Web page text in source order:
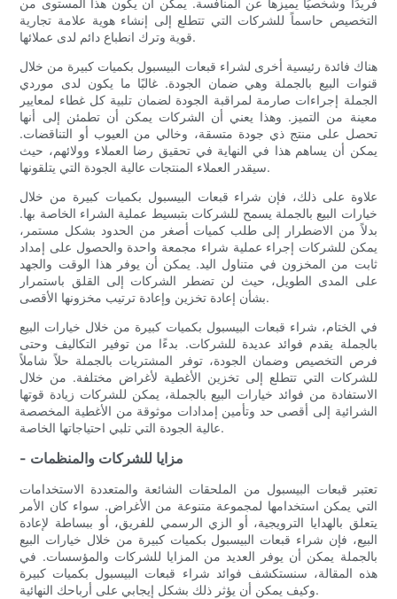
فريدًا وشخصيًا يميزها عن المنافسة. يمكن أن يكون هذا المستوى من
التخصيص حاسماً للشركات التي تتطلع إلى إنشاء هوية علامة تجارية
قوية وترك انطباع دائم لدى عملائها.
هناك فائدة رئيسية أخرى لشراء قبعات البيسبول بكميات كبيرة من خلال
قنوات البيع بالجملة وهي ضمان الجودة. غالبًا ما يكون لدى موردي
الجملة إجراءات صارمة لمراقبة الجودة لضمان تلبية كل غطاء لمعايير
معينة من التميز. وهذا يعني أن الشركات يمكن أن تطمئن إلى أنها
تحصل على منتج ذي جودة متسقة، وخالي من العيوب أو التناقضات.
يمكن أن يساهم هذا في النهاية في تحقيق رضا العملاء وولائهم، حيث
سيقدر العملاء المنتجات عالية الجودة التي يتلقونها.
علاوة على ذلك، فإن شراء قبعات البيسبول بكميات كبيرة من خلال
خيارات البيع بالجملة يسمح للشركات بتبسيط عملية الشراء الخاصة بها.
بدلاً من الاضطرار إلى طلب كميات أصغر من الحدود بشكل مستمر،
يمكن للشركات إجراء عملية شراء مجمعة واحدة والحصول على إمداد
ثابت من المخزون في متناول اليد. يمكن أن يوفر هذا الوقت والجهد
على المدى الطويل، حيث لن تضطر الشركات إلى القلق باستمرار
بشأن إعادة تخزين وإعادة ترتيب مخزونها الأقصى.
في الختام، شراء قبعات البيسبول بكميات كبيرة من خلال خيارات البيع
بالجملة يقدم فوائد عديدة للشركات. بدءًا من توفير التكاليف وحتى
فرص التخصيص وضمان الجودة، توفر المشتريات بالجملة حلاً شاملاً
للشركات التي تتطلع إلى تخزين الأغطية لأغراض مختلفة. من خلال
الاستفادة من فوائد خيارات البيع بالجملة، يمكن للشركات زيادة قوتها
الشرائية إلى أقصى حد وتأمين إمدادات موثوقة من الأغطية المخصصة
عالية الجودة التي تلبي احتياجاتها الخاصة.
- مزايا للشركات والمنظمات
تعتبر قبعات البيسبول من الملحقات الشائعة والمتعددة الاستخدامات
التي يمكن استخدامها لمجموعة متنوعة من الأغراض. سواء كان الأمر
يتعلق بالهدايا الترويجية، أو الزي الرسمي للفريق، أو ببساطة لإعادة
البيع، فإن شراء قبعات البيسبول بكميات كبيرة من خلال خيارات البيع
بالجملة يمكن أن يوفر العديد من المزايا للشركات والمؤسسات. في
هذه المقالة، سنستكشف فوائد شراء قبعات البيسبول بكميات كبيرة
وكيف يمكن أن يؤثر ذلك بشكل إيجابي على أرباحك النهائية.